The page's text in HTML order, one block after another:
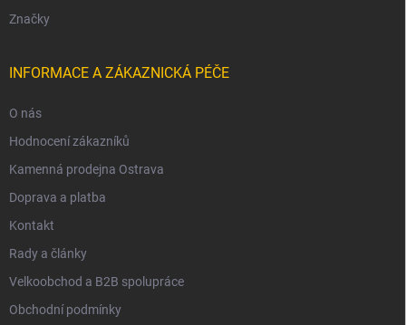
Značky
INFORMACE A ZÁKAZNICKÁ PÉČE
O nás
Hodnocení zákazníků
Kamenná prodejna Ostrava
Doprava a platba
Kontakt
Rady a články
Velkoobchod a B2B spolupráce
Obchodní podmínky